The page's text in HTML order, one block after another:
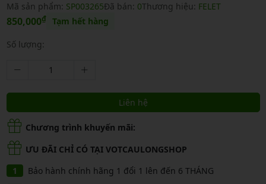
Mã sản phẩm: SP003265Đã bán: 0Thương hiệu: FELET
850,000₫ Tạm hết hàng
Số lượng:
Liên hệ
Chương trình khuyến mãi:
ƯU ĐÃI CHỈ CÓ TẠI VOTCAULONGSHOP
Bảo hành chính hãng 1 đổi 1 lên đến 6 THÁNG